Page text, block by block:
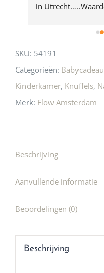
in
SKU: 54191
Categorieën:
Kinderkamer, Knuffels,
Merk: Flow Amsterdam
Beschrijving
Aanvullende informatie
Beoordelingen (0)
Beschrijving